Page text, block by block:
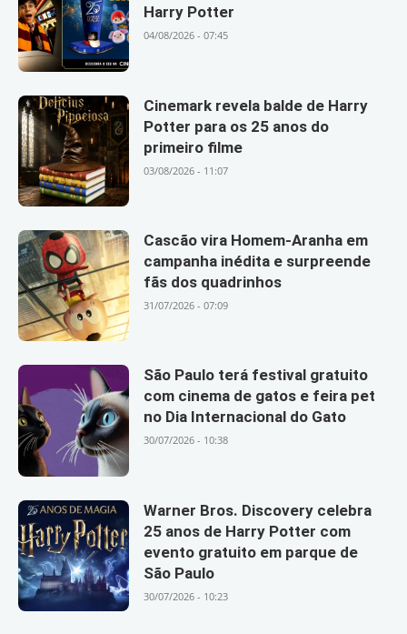
Harry Potter
04/08/2026 - 07:45
Cinemark revela balde de Harry
Potter para os 25 anos do
primeiro filme
03/08/2026 - 11:07
Cascão vira Homem-Aranha em
campanha inédita e surpreende
fãs dos quadrinhos
31/07/2026 - 07:09
São Paulo terá festival gratuito
com cinema de gatos e feira pet
no Dia Internacional do Gato
30/07/2026 - 10:38
Warner Bros. Discovery celebra
25 anos de Harry Potter com
evento gratuito em parque de
São Paulo
30/07/2026 - 10:23